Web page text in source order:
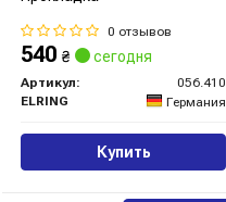
0 отзывов
540 ₴ сегодня
Артикул:
056.410
ELRING
Германия
Купить